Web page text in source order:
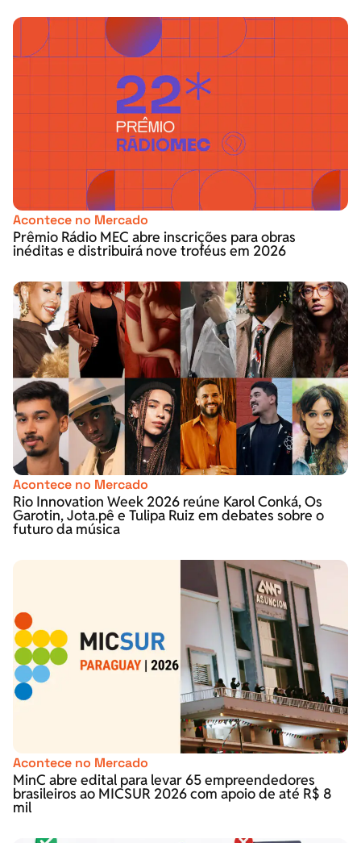
Acontece no Mercado
Prêmio Rádio MEC abre inscrições para obras
inéditas e distribuirá nove troféus em 2026
Acontece no Mercado
Rio Innovation Week 2026 reúne Karol Conká, Os
Garotin, Jota.pê e Tulipa Ruiz em debates sobre o
futuro da música
Acontece no Mercado
MinC abre edital para levar 65 empreendedores
brasileiros ao MICSUR 2026 com apoio de até R$ 8
mil